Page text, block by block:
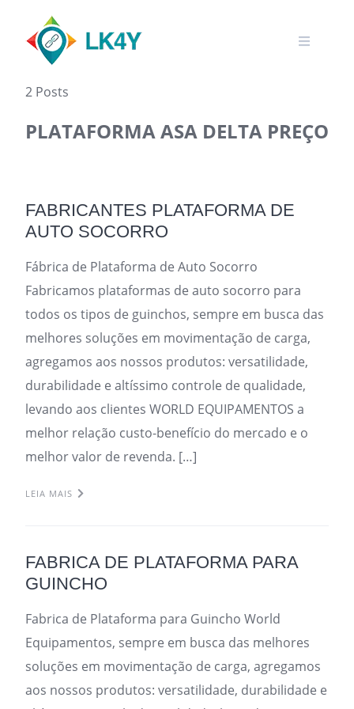
content
2 Posts
PLATAFORMA ASA DELTA PREÇO
FABRICANTES PLATAFORMA DE
AUTO SOCORRO
Fábrica de Plataforma de Auto Socorro
Fabricamos plataformas de auto socorro para
todos os tipos de guinchos, sempre em busca das
melhores soluções em movimentação de carga,
agregamos aos nossos produtos: versatilidade,
durabilidade e altíssimo controle de qualidade,
levando aos clientes WORLD EQUIPAMENTOS a
melhor relação custo-benefício do mercado e o
melhor valor de revenda. […]
LEIA MAIS
FABRICA DE PLATAFORMA PARA
GUINCHO
Fabrica de Plataforma para Guincho World
Equipamentos, sempre em busca das melhores
soluções em movimentação de carga, agregamos
aos nossos produtos: versatilidade, durabilidade e